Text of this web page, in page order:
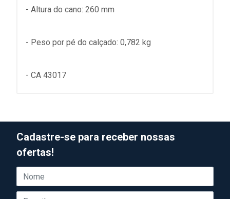
- Altura do cano: 260 mm
- Peso por pé do calçado: 0,782 kg
- CA 43017
Cadastre-se para receber nossas
ofertas!